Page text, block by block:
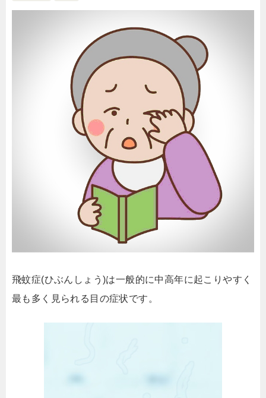
飛蚊症(ひぶんしょう)は一般的に中高年に起こりやすく
最も多く見られる目の症状です。